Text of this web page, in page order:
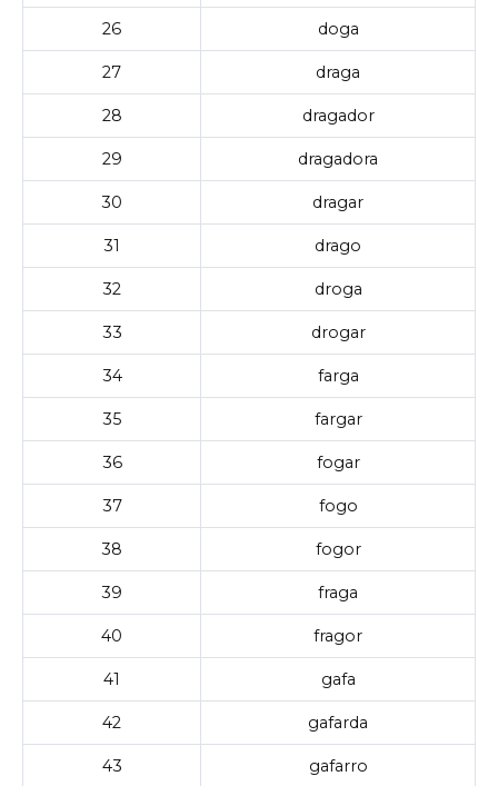
26 doga
27 draga
28 dragador
29 dragadora
30 dragar
31 drago
32 droga
33 drogar
34 farga
35 fargar
36 fogar
37 fogo
38 fogor
39 fraga
40 fragor
41 gafa
42 gafarda
43 gafarro